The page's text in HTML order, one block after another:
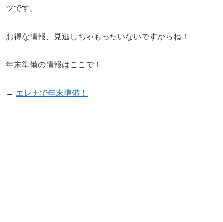
ツです。
お得な情報、見逃しちゃもったいないですからね！
年末準備の情報はここで！
→ エレナで年末準備！